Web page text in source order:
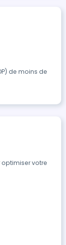
de moins de
votre